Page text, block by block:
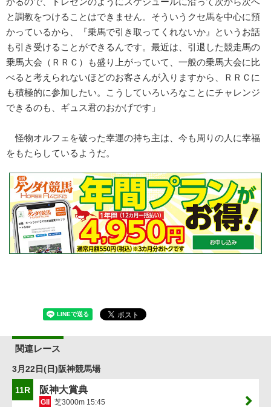
と調教をつけることはできません。そういうクセ馬を中心に預
かっているから、『乗馬で引き取ってくれないか』というお話
も引き受けることができるんです。最近は、引退した競走馬の
乗馬大会（ＲＲＣ）も盛り上がっていて、一般の乗馬大会に比
べると考えられないほどのお客さんが入りますから、ＲＲＣに
も積極的に参加したい。こうしていろいろなことにチャレンジ
できるのも、ギュス君のおかげです」
怪物オルフェを破った幸運の持ち主は、今も周りの人に幸福
をもたらしているようだ。
関連レース
3月22日(日)阪神競馬場
11R 阪神大賞典
GII 芝3000m 15:45